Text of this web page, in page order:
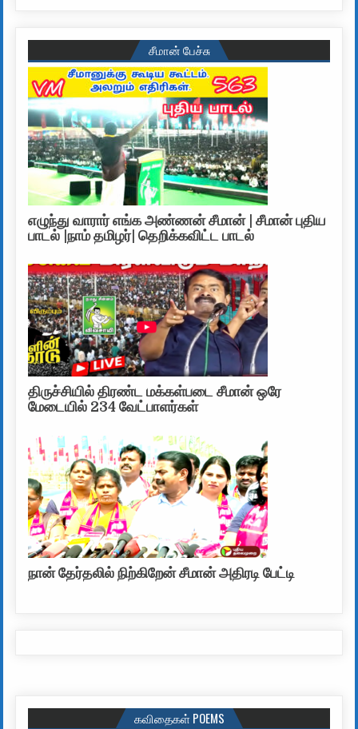
சீமான் பேச்சு
எழுந்து வாரார் எங்க அண்ணன் சீமான் | சீமான் புதிய
பாடல் |நாம் தமிழர்| தெறிக்கவிட்ட பாடல்
திருச்சியில் திரண்ட மக்கள்படை சீமான் ஒரே
மேடையில் 234 வேட்பாளர்கள்
நான் தேர்தலில் நிற்கிறேன் சீமான் அதிரடி பேட்டி
கவிதைகள் POEMS